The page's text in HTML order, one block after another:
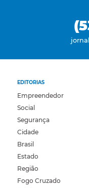
EDITORIAS
Empreendedor
Social
Segurança
Cidade
Brasil
Estado
Região
Fogo Cruzado